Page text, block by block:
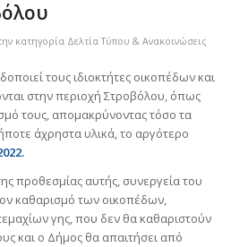
κατηγορία Δελτία Τύπου & Ανακοινώσεις
τους ιδιοκτήτες οικοπέδων και
στην περιοχή Στροβόλου, όπως
τους, απομακρύνοντας τόσο τα
άχρηστα υλικά, το αργότερο
προθεσμίας αυτής, συνεργεία του
καθαρισμό των οικοπέδων,
γης, που δεν θα καθαριστούν
και ο Δήμος θα απαιτήσει από